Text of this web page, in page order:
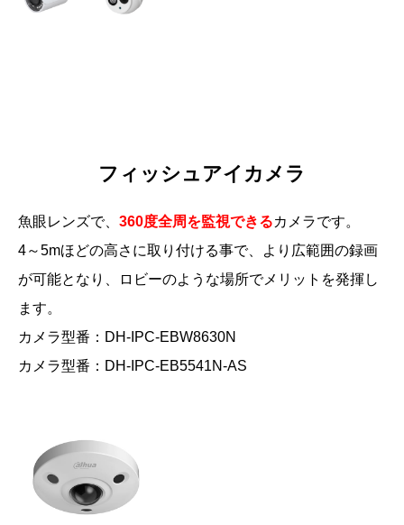
フィッシュアイカメラ
魚眼レンズで、 360度全周を監視できるカメラです。
4～5mほどの高さに取り付ける事で、より広範囲の録画
が可能となり、ロビーのような場所でメリットを発揮し
ます。
カメラ型番：DH-IPC-EBW8630N
カメラ型番：DH-IPC-EB5541N-AS